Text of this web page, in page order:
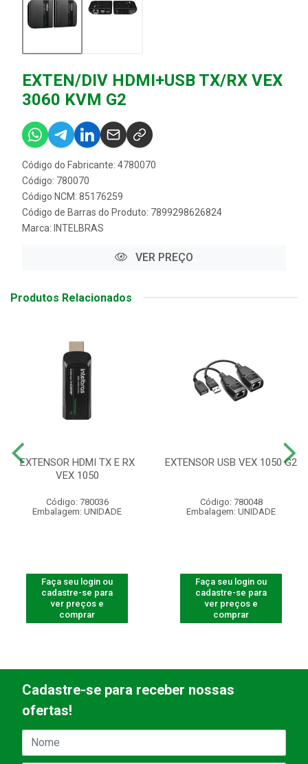
EXTEN/DIV HDMI+USB TX/RX VEX
3060 KVM G2
Código do Fabricante: 4780070
Código: 780070
Código NCM: 85176259
Código de Barras do Produto: 7899298626824
Marca: INTELBRAS
VER PREÇO
Produtos Relacionados
EXTENSOR HDMI TX E RX
VEX 1050
Código: 780036
Embalagem: UNIDADE
Faça seu login ou
cadastre-se para
ver preços e
comprar
EXTENSOR USB VEX 1050 G2
Código: 780048
Embalagem: UNIDADE
Faça seu login ou
cadastre-se para
ver preços e
comprar
Cadastre-se para receber nossas
ofertas!